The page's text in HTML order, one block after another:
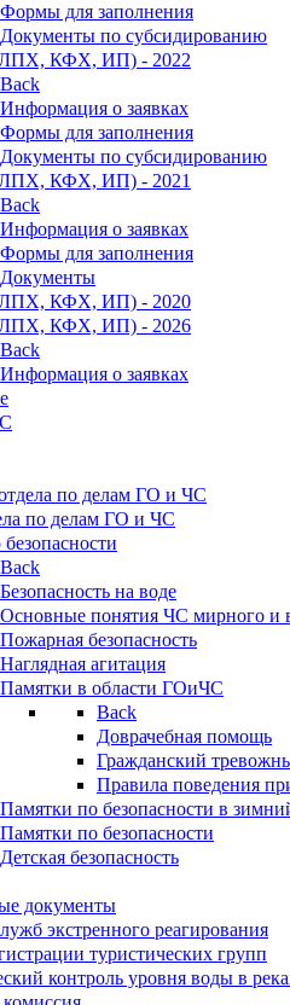
Формы для заполнения
Документы по субсидированию
КФХ, ИП) - 2022
Back
Информация о заявках
Формы для заполнения
Документы по субсидированию
КФХ, ИП) - 2021
Back
Информация о заявках
Формы для заполнения
Документы
КФХ, ИП) - 2020
КФХ, ИП) - 2026
Back
Информация о заявках
по делам ГО и ЧС
по делам ГО и ЧС
Back
Безопасность на воде
Основные понятия ЧС мирного и
Пожарная безопасность
Наглядная агитация
Памятки в области ГОиЧС
Back
Доврачебная помощь
Гражданский
Правила поведения
Памятки по безопасности в
Памятки по безопасности
Детская безопасность
документы
экстренного реагирования
туристических групп
контроль уровня воды в